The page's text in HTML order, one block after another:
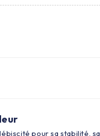
pour sa stabilité,